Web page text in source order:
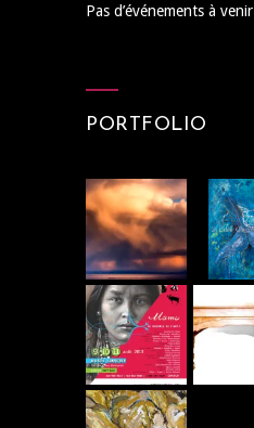
Pas d’événements à venir
PORTFOLIO